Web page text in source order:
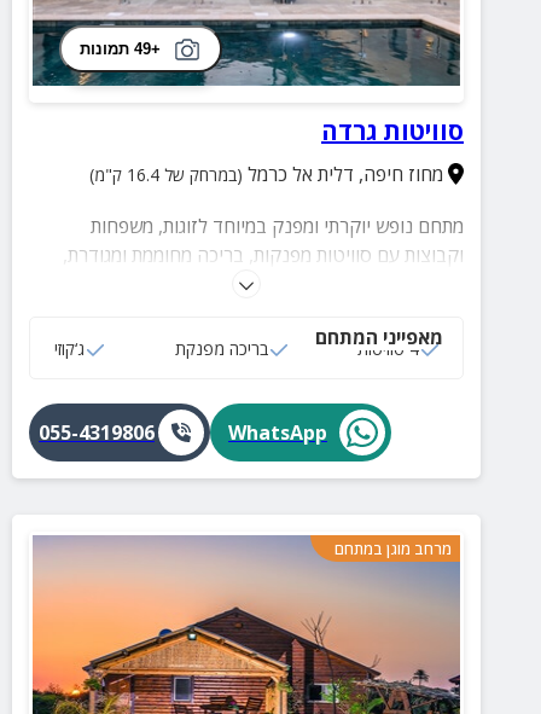
+49 תמונות
סוויטות גרדה
מחוז חיפה, דלית אל כרמל (במרחק של 16.4 ק"מ)
מתחם נופש יוקרתי ומפנק במיוחד לזוגות, משפחות
וקבוצות עם סוויטות מפנקות, בריכה מחוממת ומגודרת,
ג'קוזי ספא, שולחן סנוקר, 2 מטבחים גדולים ומאובזרים,
מאפייני המתחם
4 סוויטות בריכה מפנקת ג‘קוזי
WhatsApp
055-4319806
מרחב מוגן במתחם